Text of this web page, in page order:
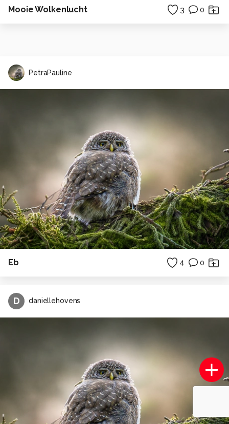
Mooie Wolkenlucht 3 0
PetraPauline
Eb 4 0
D daniellehovens